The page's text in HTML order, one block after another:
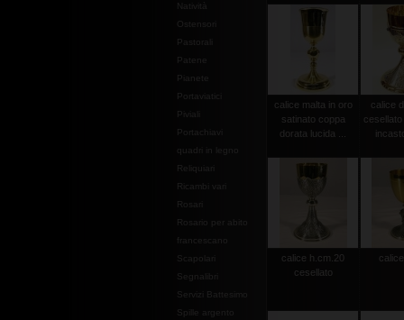
Natività
Ostensori
Pastorali
Patene
Pianete
Portaviatici
Piviali
Portachiavi
quadri in legno
Reliquiari
Ricambi vari
Rosari
Rosario per abito
francescano
Scapolari
Segnalibri
Servizi Battesimo
Spille argento
calice malta in oro
satinato coppa
dorata lucida ...
calice
calice h.cm.20
cesellato